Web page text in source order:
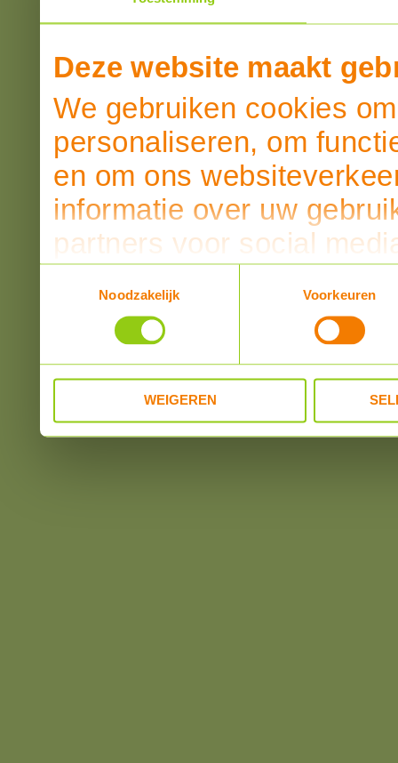
Deze website maakt
We gebruiken cookies
personaliseren, om
en om ons
informatie over uw
partners voor social
informatie die u aan ze
verzameld op basis van
Noodzakelijk
Voorkeuren
WEIGEREN